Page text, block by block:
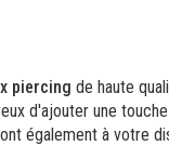
piercing de haute
d'ajouter une
également à votre